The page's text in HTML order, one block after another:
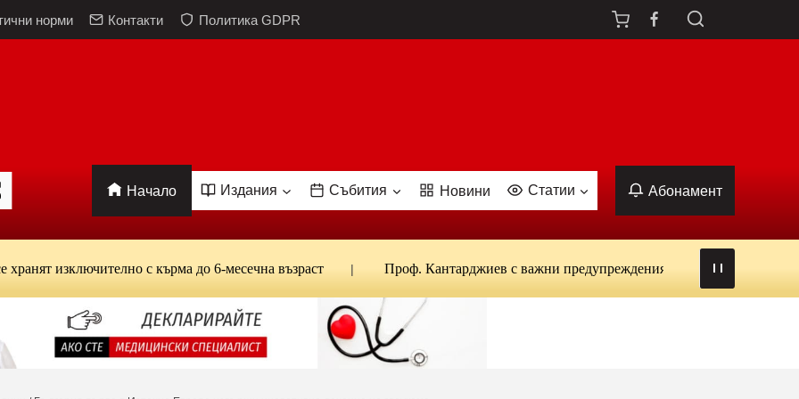
норми Контакти Политика GDPR
Начало Издания Събития Новини Статии Абонамент
с кърма до 6-месечна възраст Проф. Кантарджиев с важни предупреждения: от вируси и ухапвания от